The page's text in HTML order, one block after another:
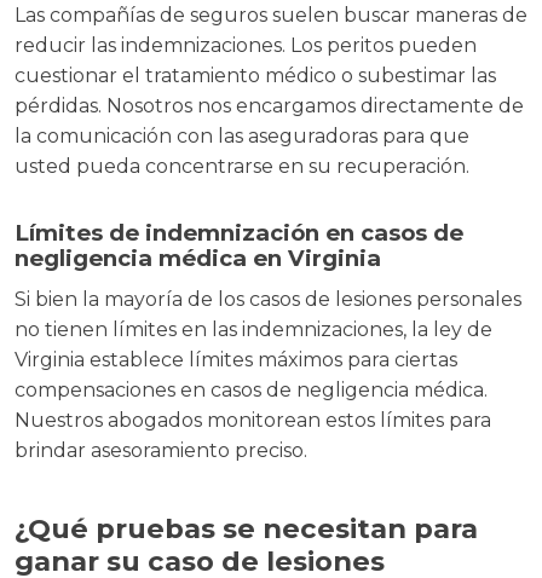
Las compañías de seguros suelen buscar maneras de
reducir las indemnizaciones. Los peritos pueden
cuestionar el tratamiento médico o subestimar las
pérdidas. Nosotros nos encargamos directamente de
la comunicación con las aseguradoras para que
usted pueda concentrarse en su recuperación.
Límites de indemnización en casos de
negligencia médica en Virginia
Si bien la mayoría de los casos de lesiones personales
no tienen límites en las indemnizaciones, la ley de
Virginia establece límites máximos para ciertas
compensaciones en casos de negligencia médica.
Nuestros abogados monitorean estos límites para
brindar asesoramiento preciso.
¿Qué pruebas se necesitan para
ganar su caso de lesiones